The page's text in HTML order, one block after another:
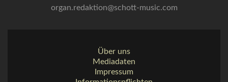
organ.redaktion@schott-music.com
Über uns
Mediadaten
Impressum